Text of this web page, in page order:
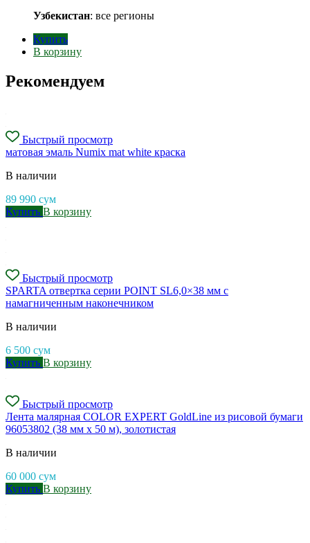
Узбекистан: все регионы
Купить
В корзину
Рекомендуем
Быстрый просмотр
матовая эмаль Numix mat white краска
В наличии
89 990 сум
Купить В корзину
Быстрый просмотр
SPARTA отвертка серии POINT SL6,0×38 мм с
намагниченным наконечником
В наличии
6 500 сум
Купить В корзину
Быстрый просмотр
Лента малярная COLOR EXPERT GoldLine из рисовой бумаги
96053802 (38 мм х 50 м), золотистая
В наличии
60 000 сум
Купить В корзину